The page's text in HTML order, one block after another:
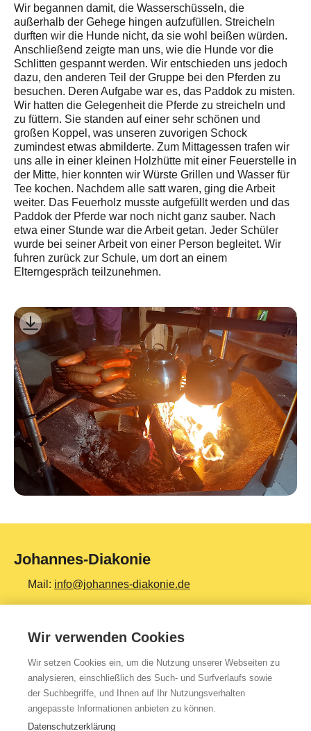
Wir begannen damit, die Wasserschüsseln, die
außerhalb der Gehege hingen aufzufüllen. Streicheln
durften wir die Hunde nicht, da sie wohl beißen würden.
Anschließend zeigte man uns, wie die Hunde vor die
Schlitten gespannt werden. Wir entschieden uns jedoch
dazu, den anderen Teil der Gruppe bei den Pferden zu
besuchen. Deren Aufgabe war es, das Paddok zu misten.
Wir hatten die Gelegenheit die Pferde zu streicheln und
zu füttern. Sie standen auf einer sehr schönen und
großen Koppel, was unseren zuvorigen Schock
zumindest etwas abmilderte. Zum Mittagessen trafen wir
uns alle in einer kleinen Holzhütte mit einer Feuerstelle in
der Mitte, hier konnten wir Würste Grillen und Wasser für
Tee kochen. Nachdem alle satt waren, ging die Arbeit
weiter. Das Feuerholz musste aufgefüllt werden und das
Paddok der Pferde war noch nicht ganz sauber. Nach
etwa einer Stunde war die Arbeit getan. Jeder Schüler
wurde bei seiner Arbeit von einer Person begleitet. Wir
fuhren zurück zur Schule, um dort an einem
Elterngespräch teilzunehmen.
Johannes-Diakonie
Mail: info@johannes-diakonie.de
Tel:06261 - 88-0
Top Themen
Teilhabe & Assistenz
Altenpflege
Wir verwenden Cookies
Wir setzen Cookies ein, um die Nutzung unserer Webseiten zu
analysieren, einschließlich des Such- und Surfverlaufs sowie
der Suchbegriffe, und Ihnen auf Ihr Nutzungsverhalten
angepasste Informationen anbieten zu können.
Datenschutzerklärung